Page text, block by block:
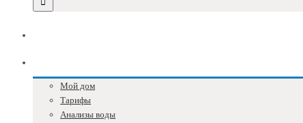
Мой дом
Тарифы
Анализы воды